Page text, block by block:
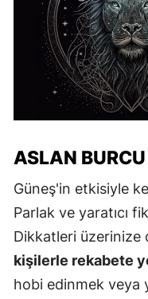
ASLAN BURCU
Güneş'in etkisiyle
Parlak ve yaratıcı
Dikkatleri üzerinize
kişilerle rekabete
hobi edinmek veya